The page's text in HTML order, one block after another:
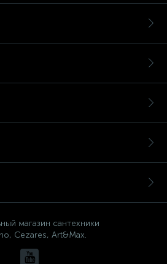
магазин сантехники
Cezares, Art&Max.